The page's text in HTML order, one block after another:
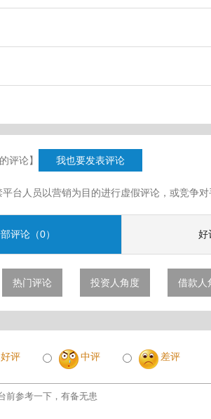
评论】 我也要发表评论
台人员以营销为目的进行虚假评论，或竞争
评论（0） 好
热门评论 投资人角度 借款人
好评 中评 差评